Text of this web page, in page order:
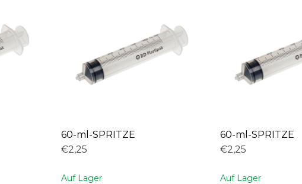
60-ml-SPRITZE
€2,25
Auf Lager
60-ml-SPRITZE
€2,25
Auf Lager